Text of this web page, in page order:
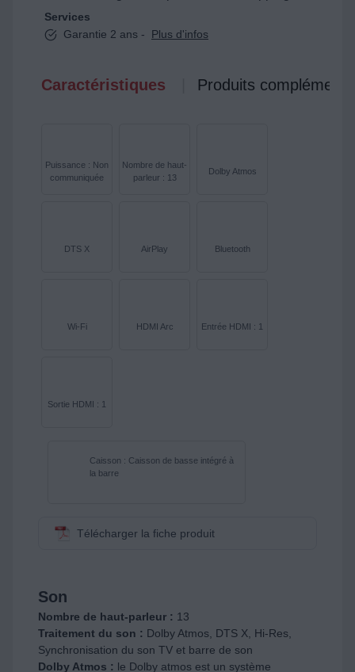
Services
Garantie 2 ans -
Plus d'infos
Caractéristiques Produits
Puissance : Non
communiquée
Nombre de haut-
parleur : 13
Dolby Atmos
DTS X AirPlay Bluetooth
Wi-Fi HDMI Arc Entrée HDMI : 1
Sortie HDMI : 1
Caisson : Caisson de basse intégré à
la barre
Télécharger la fiche produit
Son
Nombre de haut-parleur : 13
Traitement du son : Dolby Atmos, DTS X, Hi-Res,
Synchronisation du son TV et barre de son
Dolby Atmos : le Dolby atmos est un système